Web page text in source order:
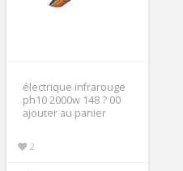
électrique infrarouge
ph10 2000w 148 ? 00
ajouter au panier
2